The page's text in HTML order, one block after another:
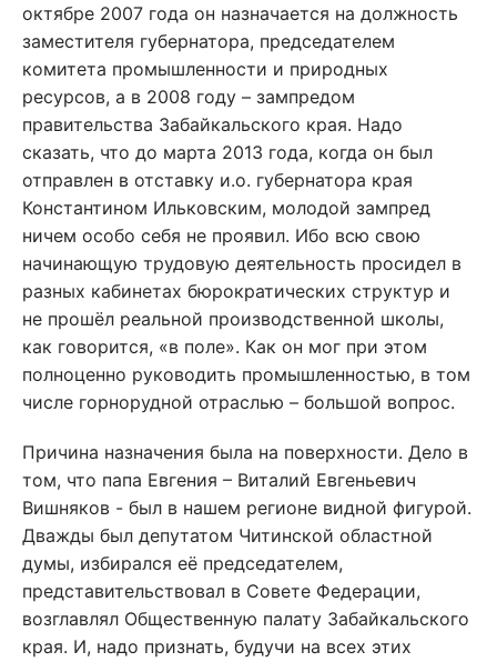
октябре 2007 года он назначается на должность
заместителя губернатора, председателем
комитета промышленности и природных
ресурсов, а в 2008 году – зампредом
правительства Забайкальского края. Надо
сказать, что до марта 2013 года, когда он был
отправлен в отставку и.о. губернатора края
Константином Ильковским, молодой зампред
ничем особо себя не проявил. Ибо всю свою
начинающую трудовую деятельность просидел в
разных кабинетах бюрократических структур и
не прошёл реальной производственной школы,
как говорится, «в поле». Как он мог при этом
полноценно руководить промышленностью, в том
числе горнорудной отраслью – большой вопрос.
Причина назначения была на поверхности. Дело в
том, что папа Евгения – Виталий Евгеньевич
Вишняков - был в нашем регионе видной фигурой.
Дважды был депутатом Читинской областной
думы, избирался её председателем,
представительствовал в Совете Федерации,
возглавлял Общественную палату Забайкальского
края. И, надо признать, будучи на всех этих